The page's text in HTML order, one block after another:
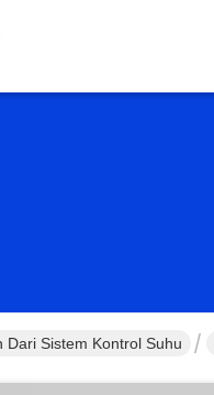
Dari Sistem Kontrol Suhu